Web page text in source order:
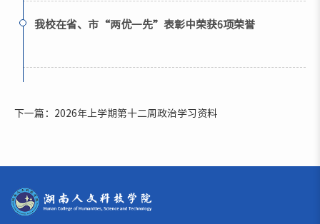
我校在省、市“两优一先”表彰中荣获6项荣誉
下一篇：2026年上学期第十二周政治学习资料